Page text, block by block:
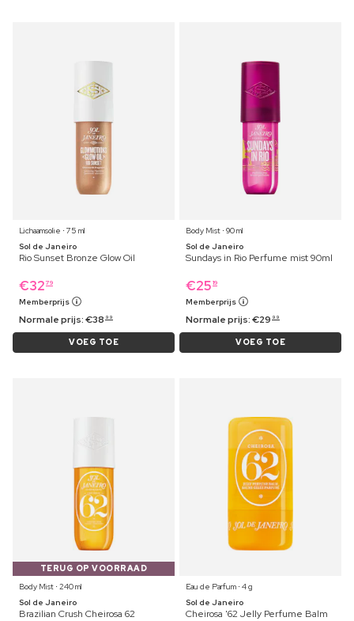
Lichaamsolie ⋅ 75 ml
Sol de Janeiro
Rio Sunset Bronze Glow Oil
€32 79
Memberprijs
Normale prijs:€38 99
VOEG TOE
Body Mist ⋅ 90 ml
Sol de Janeiro
Sundays in Rio Perfume mist 90ml
€25 19
Memberprijs
Normale prijs:€29 99
VOEG TOE
TERUG OP VOORRAAD
Body Mist ⋅ 240 ml
Sol de Janeiro
Brazilian Crush Cheirosa 62
Eau de Parfum ⋅ 4 g
Sol de Janeiro
Cheirosa '62 Jelly Perfume Balm